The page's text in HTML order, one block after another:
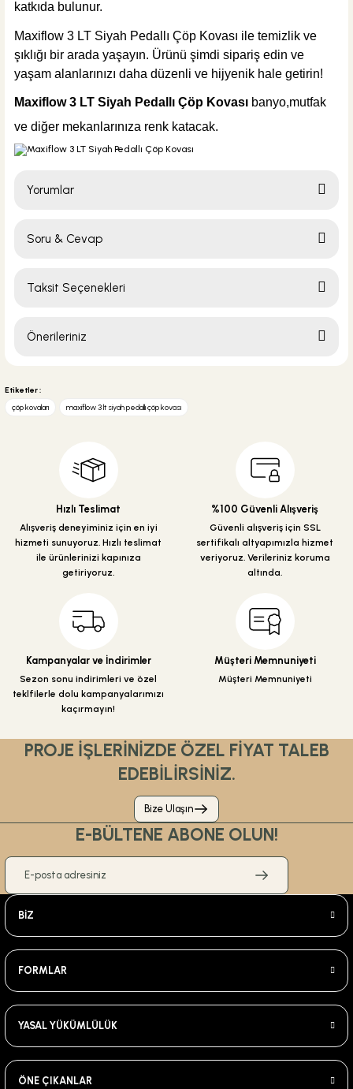
katkıda bulunur.
Maxiflow 3 LT Siyah Pedallı Çöp Kovası ile temizlik ve
şıklığı bir arada yaşayın. Ürünü şimdi sipariş edin ve
yaşam alanlarınızı daha düzenli ve hijyenik hale getirin!
Maxiflow3 LT Siyah Pedallı Çöp Kovası banyo,mutfak
ve diğer mekanlarınıza renk katacak.
Yorumlar
Soru & Cevap
Taksit Seçenekleri
Önerileriniz
yetersiz gördüğünüz noktaları öneri formunu kullanarak tarafımıza
Görüş ve önerileriniz için teşekkür ederiz.
Ürün açıklamasında eksik bilgiler bulunuyor.
Bu ürüne benzer farklı alternatifler olmalı.
Etiketler :
çöp kovaları
maxiflow 3 lt siyah pedallı çöp kovası
Hızlı Teslimat
Alışveriş deneyiminiz için en iyi
hizmeti sunuyoruz. Hızlı teslimat
ile ürünlerinizi kapınıza
getiriyoruz.
%100 Güvenli Alışveriş
Güvenli alışveriş için SSL
sertifikalı altyapımızla hizmet
veriyoruz. Verileriniz koruma
altında.
Kampanyalar ve İndirimler
Sezon sonu indirimleri ve özel
teklfilerle dolu kampanyalarımızı
kaçırmayın!
Müşteri Memnuniyeti
Müşteri Memnuniyeti
PROJE İŞLERİNİZDE ÖZEL FİYAT TALEB
EDEBİLİRSİNİZ.
Bize Ulaşın
E-BÜLTENE ABONE OLUN!
BİZ
FORMLAR
YASAL YÜKÜMLÜLÜK
ÖNE ÇIKANLAR